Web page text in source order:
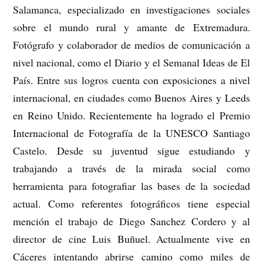
Salamanca, especializado en investigaciones sociales
sobre el mundo rural y amante de Extremadura.
Fotógrafo y colaborador de medios de comunicación a
nivel nacional, como el Diario y el Semanal Ideas de El
País. Entre sus logros cuenta con exposiciones a nivel
internacional, en ciudades como Buenos Aires y Leeds
en Reino Unido. Recientemente ha logrado el Premio
Internacional de Fotografía de la UNESCO Santiago
Castelo. Desde su juventud sigue estudiando y
trabajando a través de la mirada social como
herramienta para fotografiar las bases de la sociedad
actual. Como referentes fotográficos tiene especial
mención el trabajo de Diego Sanchez Cordero y al
director de cine Luis Buñuel. Actualmente vive en
Cáceres intentando abrirse camino como miles de